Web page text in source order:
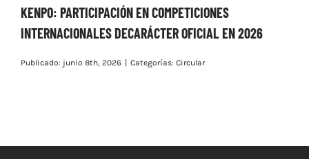
KENPO: PARTICIPACIÓN EN COMPETICIONES
INTERNACIONALES DECARÁCTER OFICIAL EN 2026
Publicado: junio 8th, 2026 Categorías: Circular